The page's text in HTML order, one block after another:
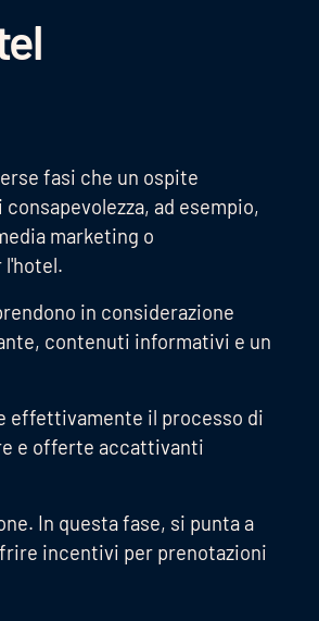
fasi che un ospite
ad esempio,
marketing o
l'hotel.
in considerazione
contenuti informativi e un
effettivamente il processo di
e offerte accattivanti
In questa fase, si punta a
incentivi per prenotazioni